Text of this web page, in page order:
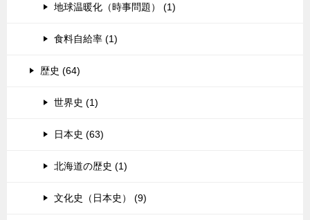
地球温暖化（時事問題） (1)
食料自給率 (1)
歴史 (64)
世界史 (1)
日本史 (63)
北海道の歴史 (1)
文化史（日本史） (9)